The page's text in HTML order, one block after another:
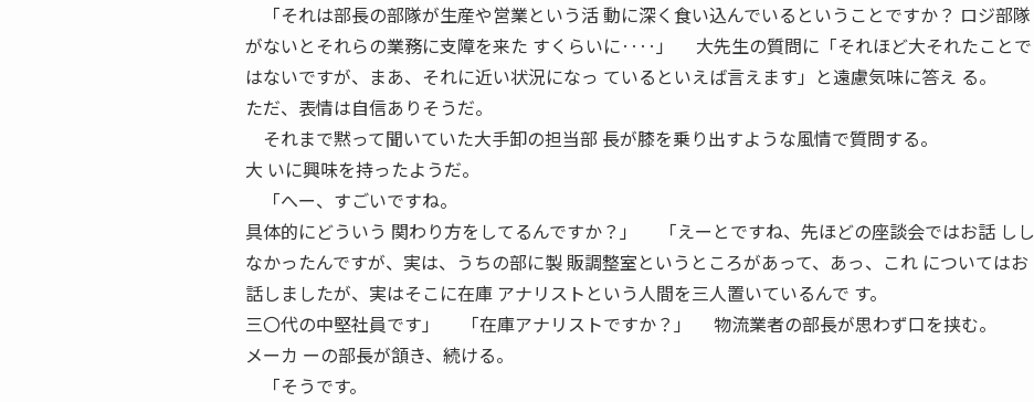
「それは部長の部隊が生産や営業という活 動に深く食い込んでいるということですか？ ロジ部隊
がないとそれらの業務に支障を来た すくらいに‥‥」 大先生の質問に「それほど大それたことで
はないですが、まあ、それに近い状況になっ ているといえば言えます」と遠慮気味に答え る。
ただ、表情は自信ありそうだ。
それまで黙って聞いていた大手卸の担当部 長が膝を乗り出すような風情で質問する。
大 いに興味を持ったようだ。
「へー、すごいですね。
具体的にどういう 関わり方をしてるんですか？」 「えーとですね、先ほどの座談会ではお話 しし
なかったんですが、実は、うちの部に製 販調整室というところがあって、あっ、これ についてはお
話しましたが、実はそこに在庫 アナリストという人間を三人置いているんで す。
三〇代の中堅社員です」 「在庫アナリストですか？」 物流業者の部長が思わず口を挟む。
メーカ ーの部長が頷き、続ける。
「そうです。